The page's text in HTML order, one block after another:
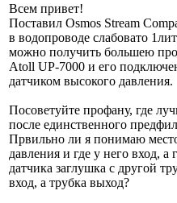
Всем привет!
Поставил Osmos Stream
в водопроводе слабовато
можно получить большею
Atoll UP-7000 и его
датчиком высокого давления.
Посоветуйте профану, где
после единственного
Првильно ли я понимаю
давления и где у него вход,
датчика заглушка с другой
вход, а трубка выход?